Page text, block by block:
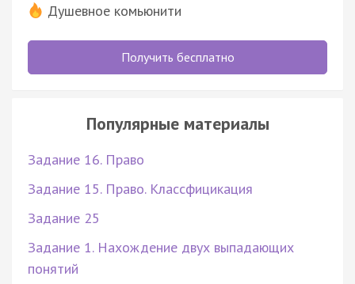
Душевное комьюнити
Получить бесплатно
Популярные материалы
Задание 16. Право
Задание 15. Право. Классфицикация
Задание 25
Задание 1. Нахождение двух выпадающих
понятий